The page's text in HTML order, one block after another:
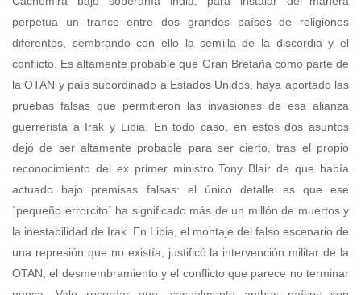
perpetua un trance entre dos grandes países de religiones
diferentes, sembrando con ello la semilla de la discordia y el
conflicto. Es altamente probable que Gran Bretaña como parte de
la OTAN y país subordinado a Estados Unidos, haya aportado las
pruebas falsas que permitieron las invasiones de esa alianza
guerrerista a Irak y Libia. En todo caso, en estos dos asuntos
dejó de ser altamente probable para ser cierto, tras el propio
reconocimiento del ex primer ministro Tony Blair de que había
actuado bajo premisas falsas: el único detalle es que ese
´pequeño errorcito` ha significado más de un millón de muertos y
la inestabilidad de Irak. En Libia, el montaje del falso escenario de
una represión que no existía, justificó la intervención militar de la
OTAN, el desmembramiento y el conflicto que parece no terminar